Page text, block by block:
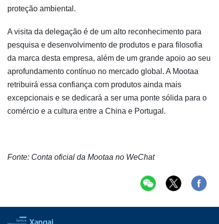
proteção ambiental.
A visita da delegação é de um alto reconhecimento para
pesquisa e desenvolvimento de produtos e para filosofia
da marca desta empresa, além de um grande apoio ao seu
aprofundamento contínuo no mercado global. A Mootaa
retribuirá essa confiança com produtos ainda mais
excepcionais e se dedicará a ser uma ponte sólida para o
comércio e a cultura entre a China e Portugal.
Fonte: Conta oficial da Mootaa no WeChat